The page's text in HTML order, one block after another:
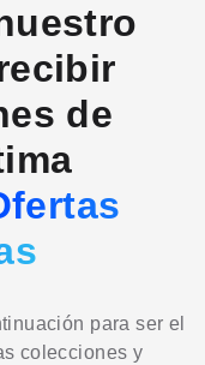
de
para ser el
colecciones y